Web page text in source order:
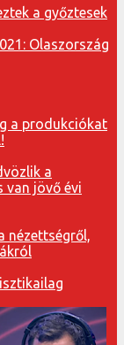
a győztesek
Olaszország
a produkciókat
a
van jövő évi
nézettségről,